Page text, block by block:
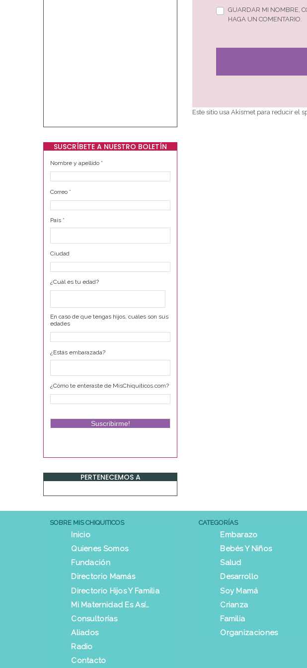
GUARDAR MI NOMBRE,
HAGA UN COMENTARIO.
Este sitio usa Akismet para reducir el
SUSCRÍBETE A NUESTRO BOLETÍN
Nombre y apellido *
Correo *
País *
Ciudad
¿Cuál es tu edad?
En caso de que tengas hijos, cuáles son sus
edades
¿Estás embarazada?
¿Cómo te enteraste de MisChiquiticos.com?
PERTENECEMOS A
SOBRE MIS CHIQUITICOS
Inicio
Quienes Somos
Fundación
Directorio Mamás
Directorio Hijos Y Familia
Mi Maternidad Es Así…
Consultorías
Aliados
Radio
Contacto
CATEGORÍAS
Embarazo
Bebés Y Niños
Salud
Desarrollo
Soy Mamá
Crianza
Familia
Organizaciones